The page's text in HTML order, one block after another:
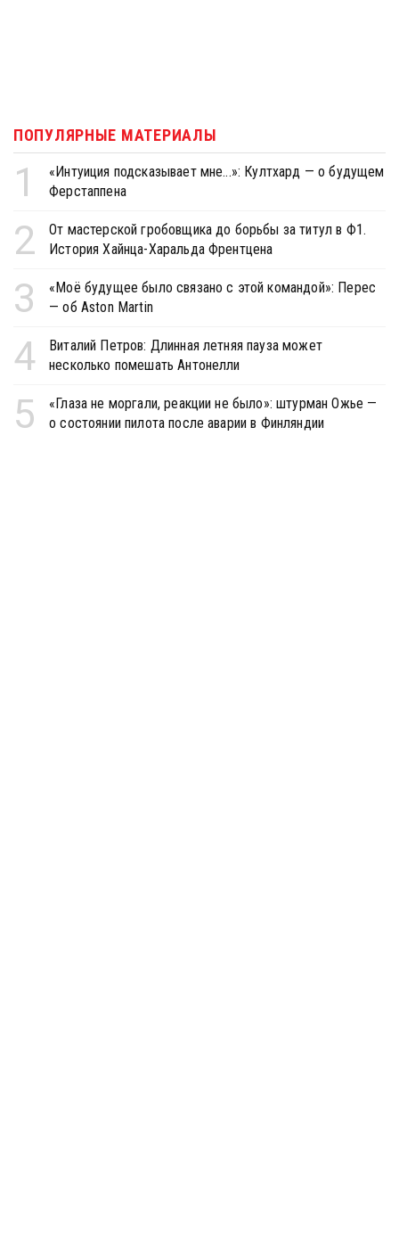
ПОПУЛЯРНЫЕ МАТЕРИАЛЫ
1
«Интуиция подсказывает мне...»: Култхард — о будущем
Ферстаппена
2
От мастерской гробовщика до борьбы за титул в Ф1.
История Хайнца-Харальда Френтцена
3
«Моё будущее было связано с этой командой»: Перес
— об Aston Martin
4
Виталий Петров: Длинная летняя пауза может
несколько помешать Антонелли
5
«Глаза не моргали, реакции не было»: штурман Ожье —
о состоянии пилота после аварии в Финляндии